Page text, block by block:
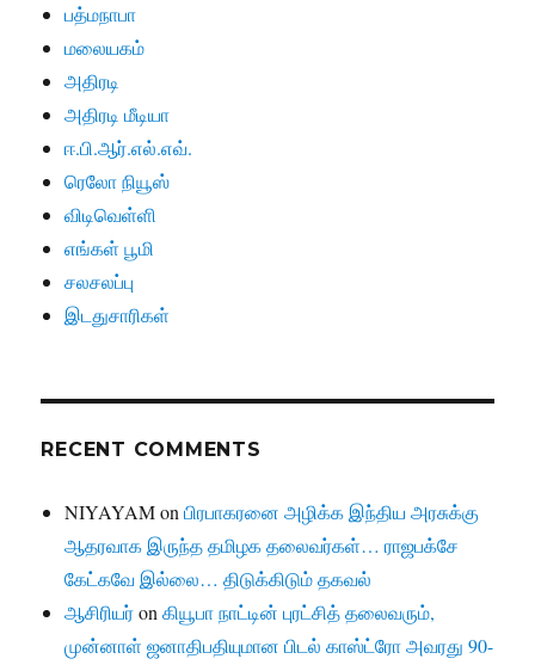
பத்மநாபா
மலையகம்
அதிரடி
அதிரடி மீடியா
ஈ.பி.ஆர்.எல்.எவ்.
ரெலோ நியூஸ்
விடிவெள்ளி
எங்கள் பூமி
சலசலப்பு
இடதுசாரிகள்
RECENT COMMENTS
NIYAYAMonபிரபாகரனை அழிக்க இந்திய அரசுக்கு
ஆதரவாக இருந்த தமிழக தலைவர்கள்… ராஜபக்சே
கேட்கவே இல்லை… திடுக்கிடும் தகவல்
ஆசிரியர்onகியூபா நாட்டின் புரட்சித் தலைவரும்,
முன்னாள் ஜனாதிபதியுமான பிடல் காஸ்ட்ரோ அவரது 90-